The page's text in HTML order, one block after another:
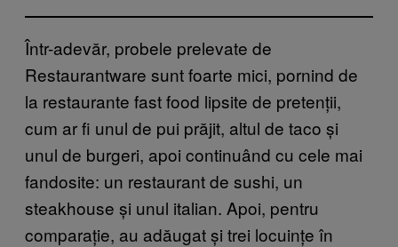
Într-adevăr, probele prelevate de
Restaurantware sunt foarte mici, pornind de
la restaurante fast food lipsite de pretenții,
cum ar fi unul de pui prăjit, altul de taco și
unul de burgeri, apoi continuând cu cele mai
fandosite: un restaurant de sushi, un
steakhouse și unul italian. Apoi, pentru
comparație, au adăugat și trei locuințe în